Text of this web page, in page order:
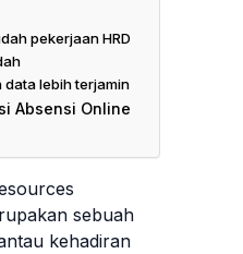
pekerjaan HRD
data lebih terjamin
Absensi Online
sebuah
kehadiran